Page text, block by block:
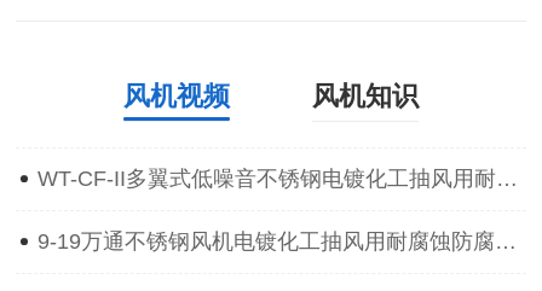
风机视频 风机知识
WT-CF-II多翼式低噪音不锈钢电镀化工抽风用耐腐蚀防腐离心通风机
9-19万通不锈钢风机电镀化工抽风用耐腐蚀防腐防爆离心通风机